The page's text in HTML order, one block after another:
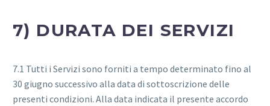
7) DURATA DEI SERVIZI
7.1 Tutti i Servizi sono forniti a tempo determinato fino al
30 giugno successivo alla data di sottoscrizione delle
presenti condizioni. Alla data indicata il presente accordo